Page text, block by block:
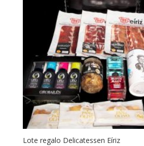
Lote regalo Delicatessen Eíriz